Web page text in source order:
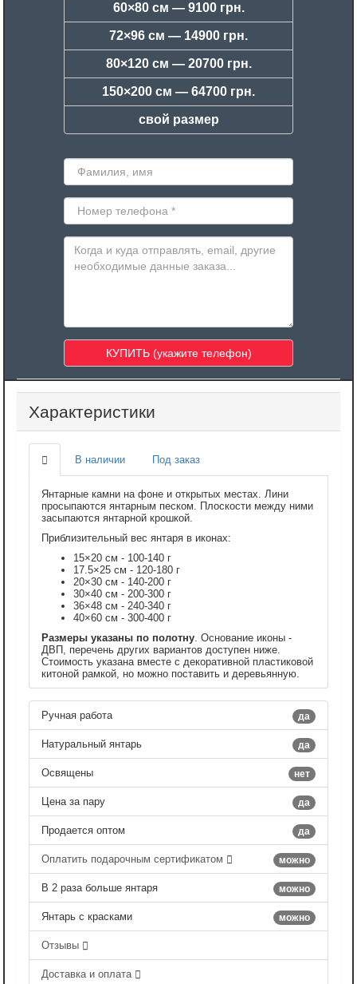
60×80 см — 9100 грн.
72×96 см — 14900 грн.
80×120 см — 20700 грн.
150×200 см — 64700 грн.
свой размер
Характеристики
В наличии Под заказ
Янтарные камни на фоне и открытых местах. Лини
просыпаются янтарным песком. Плоскости между ними
засыпаются янтарной крошкой.
Приблизительный вес янтаря в иконах:
15×20 см - 100-140 г
17.5×25 см - 120-180 г
20×30 см - 140-200 г
30×40 см - 200-300 г
36×48 см - 240-340 г
40×60 см - 300-400 г
Размеры указаны по полотну. Основание иконы -
ДВП, перечень других вариантов доступен ниже.
Стоимость указана вместе с декоративной пластиковой
китоной рамкой, но можно поставить и деревьянную.
да
Ручная работа
да
Натуральный янтарь
нет
Освящены
да
Цена за пару
да
Продается оптом
можно
Оплатить подарочным сертификатом
можно
В 2 раза больше янтаря
можно
Янтарь с красками
Отзывы
Доставка и оплата